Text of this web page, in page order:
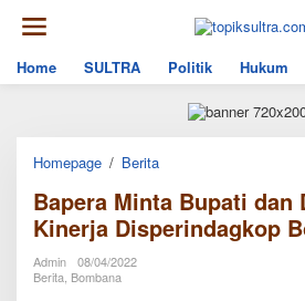
content
Home
SULTRA Politik Hukum
Homepage / BeritaBapera
Bupati
dan
DPRD
Bapera Minta Bupati dan
Kinerja Disperindagkop
Admin
08/04/2022
Berita Bombana